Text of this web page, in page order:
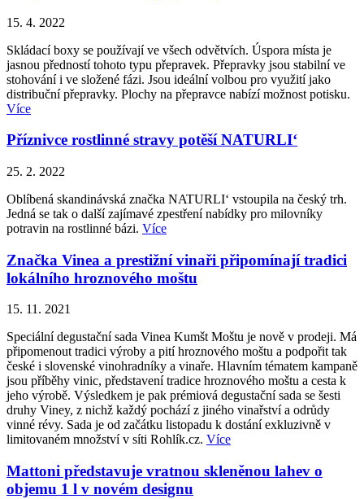
15. 4. 2022
Skládací boxy se používají ve všech odvětvích. Úspora místa je
jasnou předností tohoto typu přepravek. Přepravky jsou stabilní ve
stohování i ve složené fázi. Jsou ideální volbou pro využití jako
distribuční přepravky. Plochy na přepravce nabízí možnost potisku.
Více
Příznivce rostlinné stravy potěší NATURLI‘
25. 2. 2022
Oblíbená skandinávská značka NATURLI‘ vstoupila na český trh.
Jedná se tak o další zajímavé zpestření nabídky pro milovníky
potravin na rostlinné bázi. Více
Značka Vinea a prestižní vinaři připomínají tradici
lokálního hroznového moštu
15. 11. 2021
Speciální degustační sada Vinea Kumšt Moštu je nově v prodeji. Má
připomenout tradici výroby a pití hroznového moštu a podpořit tak
české i slovenské vinohradníky a vinaře. Hlavním tématem kampaně
jsou příběhy vinic, představení tradice hroznového moštu a cesta k
jeho výrobě. Výsledkem je pak prémiová degustační sada se šesti
druhy Viney, z nichž každý pochází z jiného vinařství a odrůdy
vinné révy. Sada je od začátku listopadu k dostání exkluzivně v
limitovaném množství v síti Rohlík.cz. Více
Mattoni představuje vratnou skleněnou lahev o
objemu 1 l v novém designu